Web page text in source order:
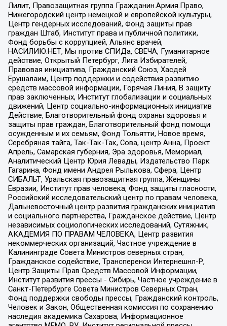
Лилит, Правозащитная группа Гражданин.Армия.Право,
Нижегородский центр немецкой и европейской культуры,
Центр гендерных исследований, Фонд защиты прав
граждан Штаб, Институт права и публичной политики,
Фонд борьбы с коррупцией, Альянс врачей,
НАСИЛИЮ.НЕТ, Мы против СПИДа, СВЕЧА, Гуманитарное
действие, Открытый Петербург, Лига Избирателей,
Правовая инициатива, Гражданский Союз, Хасдей
Ерушалаим, Центр поддержки и содействия развитию
средств массовой информации, Горячая Линия, В защиту
прав заключенных, Институт глобализации и социальных
движений, Центр социально-информационных инициатив
Действие, Благотворительный фонд охраны здоровья и
защиты прав граждан, Благотворительный фонд помощи
осужденным и их семьям, Фонд Тольятти, Новое время,
Серебряная тайга, Так-Так-Так, Сова, центр Анна, Проект
Апрель, Самарская губерния, Эра здоровья, Мемориал,
Аналитический Центр Юрия Левады, Издательство Парк
Гагарина, Фонд имени Андрея Рылькова, Сфера, Центр
СИБАЛЬТ, Уральская правозащитная группа, Женщины
Евразии, Институт прав человека, Фонд защиты гласности,
Российский исследовательский центр по правам человека,
Дальневосточный центр развития гражданских инициатив
и социального партнерства, Гражданское действие, Центр
независимых социологических исследований, Сутяжник,
АКАДЕМИЯ ПО ПРАВАМ ЧЕЛОВЕКА, Центр развития
некоммерческих организаций, Частное учреждение в
Калининграде Совета Министров северных стран,
Гражданское содействие, Трансперенси Интернешнл-Р,
Центр Защиты Прав Средств Массовой Информации,
Институт развития прессы - Сибирь, Частное учреждение в
Санкт-Петербурге Совета Министров Северных Стран,
Фонд поддержки свободы прессы, Гражданский контроль,
Человек и Закон, Общественная комиссия по сохранению
наследия академика Сахарова, Информационное